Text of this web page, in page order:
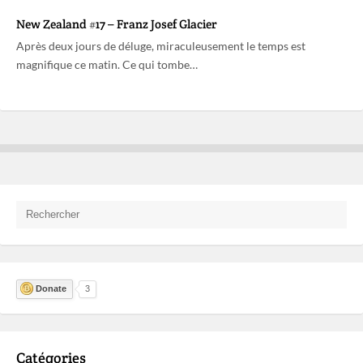
New Zealand #17 – Franz Josef Glacier
Après deux jours de déluge, miraculeusement le temps est
magnifique ce matin. Ce qui tombe…
Donate 3
Catégories